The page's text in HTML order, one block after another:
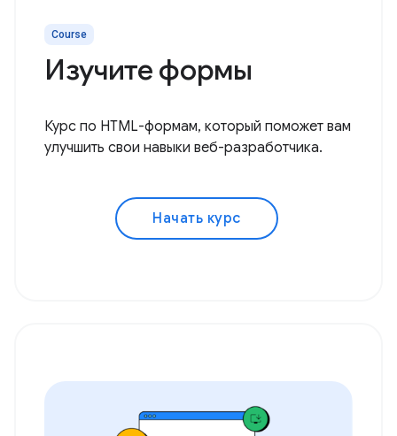
Course
Изучите формы
Курс по HTML-формам, который поможет вам
улучшить свои навыки веб-разработчика.
Начать курс